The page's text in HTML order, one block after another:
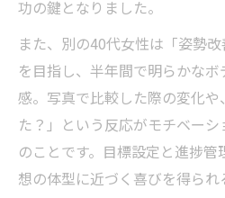
功の鍵となりました。
また、別の40代女性は「姿勢改
を目指し、半年間で明らかな
感。写真で比較した際の変化
た？」という反応がモチベー
のことです。目標設定と進捗
想の体型に近づく喜びを得ら